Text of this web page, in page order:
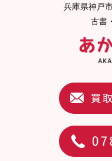
兵庫県神戸
古書